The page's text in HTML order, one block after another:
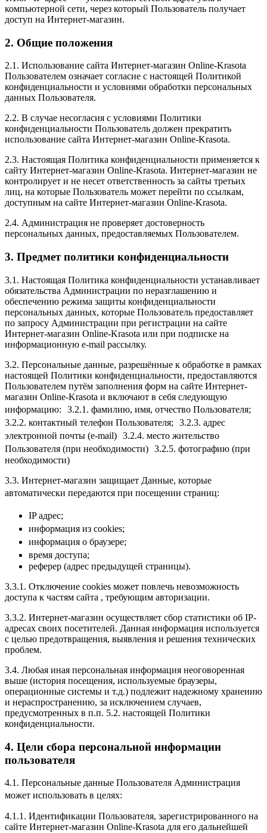
компьютерной сети, через который Пользователь получает
доступ на Интернет-магазин.
2. Общие положения
2.1. Использование сайта Интернет-магазин Online-Krasota
Пользователем означает согласие с настоящей Политикой
конфиденциальности и условиями обработки персональных
данных Пользователя.
2.2. В случае несогласия с условиями Политики
конфиденциальности Пользователь должен прекратить
использование сайта Интернет-магазин Online-Krasota.
2.3. Настоящая Политика конфиденциальности применяется к
сайту Интернет-магазин Online-Krasota. Интернет-магазин не
контролирует и не несет ответственность за сайты третьих
лиц, на которые Пользователь может перейти по ссылкам,
доступным на сайте Интернет-магазин Online-Krasota.
2.4. Администрация не проверяет достоверность
персональных данных, предоставляемых Пользователем.
3. Предмет политики конфиденциальности
3.1. Настоящая Политика конфиденциальности устанавливает
обязательства Администрации по неразглашению и
обеспечению режима защиты конфиденциальности
персональных данных, которые Пользователь предоставляет
по запросу Администрации при регистрации на сайте
Интернет-магазин Online-Krasota или при подписке на
информационную e-mail рассылку.
3.2. Персональные данные, разрешённые к обработке в рамках
настоящей Политики конфиденциальности, предоставляются
Пользователем путём заполнения форм на сайте Интернет-
магазин Online-Krasota и включают в себя следующую
информацию: 3.2.1. фамилию, имя, отчество Пользователя;
3.2.2. контактный телефон Пользователя; 3.2.3. адрес
электронной почты (e-mail) 3.2.4. место жительство
Пользователя (при необходимости) 3.2.5. фотографию (при
необходимости)
3.3. Интернет-магазин защищает Данные, которые
автоматически передаются при посещении страниц:
IP адрес;
информация из cookies;
информация о браузере;
время доступа;
реферер (адрес предыдущей страницы).
3.3.1. Отключение cookies может повлечь невозможность
доступа к частям сайта , требующим авторизации.
3.3.2. Интернет-магазин осуществляет сбор статистики об IP-
адресах своих посетителей. Данная информация используется
с целью предотвращения, выявления и решения технических
проблем.
3.4. Любая иная персональная информация неоговоренная
выше (история посещения, используемые браузеры,
операционные системы и т.д.) подлежит надежному хранению
и нераспространению, за исключением случаев,
предусмотренных в п.п. 5.2. настоящей Политики
конфиденциальности.
4. Цели сбора персональной информации
пользователя
4.1. Персональные данные Пользователя Администрация
может использовать в целях:
4.1.1. Идентификации Пользователя, зарегистрированного на
сайте Интернет-магазин Online-Krasota для его дальнейшей